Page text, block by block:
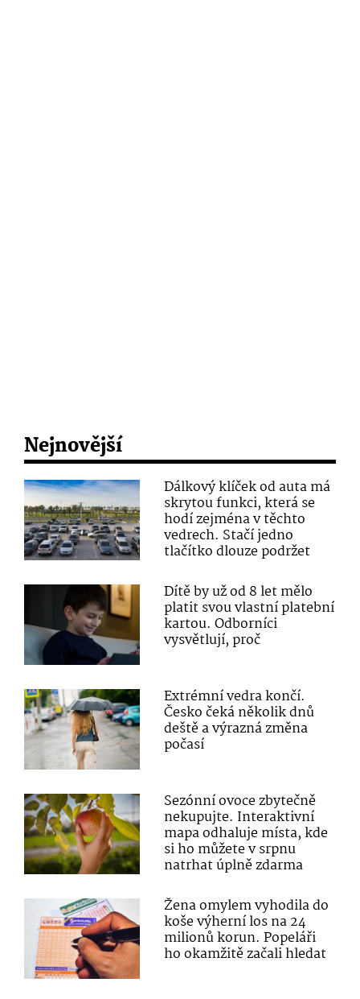
Nejnovější
Dálkový klíček od auta má
skrytou funkci, která se
hodí zejména v těchto
vedrech. Stačí jedno
tlačítko dlouze podržet
Dítě by už od 8 let mělo
platit svou vlastní platební
kartou. Odborníci
vysvětlují, proč
Extrémní vedra končí.
Česko čeká několik dnů
deště a výrazná změna
počasí
Sezónní ovoce zbytečně
nekupujte. Interaktivní
mapa odhaluje místa, kde
si ho můžete v srpnu
natrhat úplně zdarma
Žena omylem vyhodila do
koše výherní los na 24
milionů korun. Popeláři
ho okamžitě začali hledat